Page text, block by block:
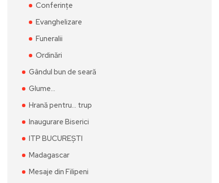
Conferințe
Evanghelizare
Funeralii
Ordinări
Gândul bun de seară
Glume…
Hrană pentru… trup
Inaugurare Biserici
ITP BUCUREȘTI
Madagascar
Mesaje din Filipeni